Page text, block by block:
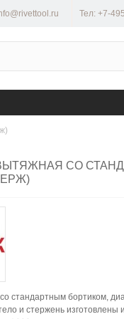
Тел: +7-
СО
стандартным бортиком,
и стержень изготовлены